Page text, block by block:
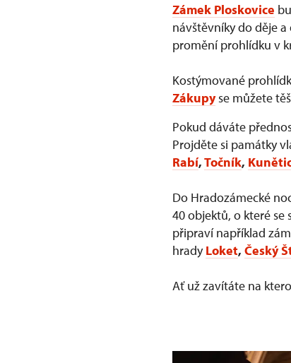
Zámek Ploskovice
návštěvníky do děje
promění prohlídku v
Kostýmované
Zákupyse můžete
Pokud dáváte
Projděte si památky
Rabí,Točník,
Do Hradozámecké
40 objektů, o které se
připraví například
hradyLoket, Český
Ať už zavítáte na